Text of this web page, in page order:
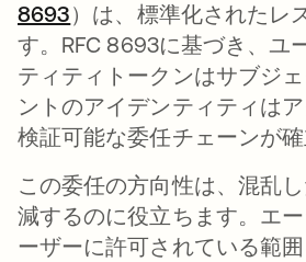
8693新しいタブで開く
）は、標準化されたレ
す。RFC 8693に基づき、ユ
ティティトークンはサブジ
ントのアイデンティティはア
検証可能な委任チェーンが確
この委任の方向性は、混乱
減するのに役立ちます。エ
ーザーに許可されている範